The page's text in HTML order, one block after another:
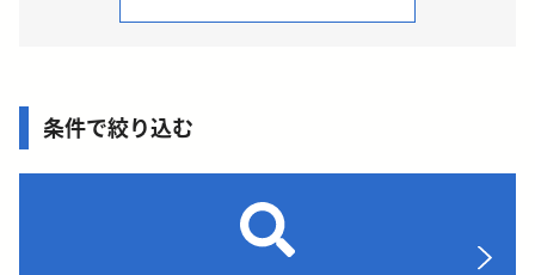
条件で絞り込む